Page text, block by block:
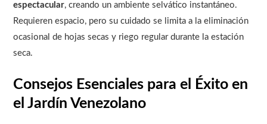
espectacular, creando un ambiente selvático instantáneo.
Requieren espacio, pero su cuidado se limita a la eliminación
ocasional de hojas secas y riego regular durante la estación
seca.
Consejos Esenciales para el Éxito en
el Jardín Venezolano